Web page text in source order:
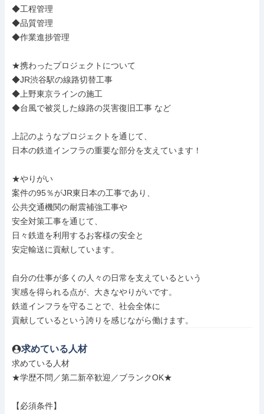
◆工程管理
◆品質管理
◆作業進捗管理
★携わったプロジェクトについて
◆JR渋谷駅の線路切替工事
◆上野東京ラインの施工
◆台風で被災した線路の災害復旧工事 など
上記のようなプロジェクトを通じて、
日本の鉄道インフラの重要な部分を支えています！
★やりがい
案件の95％がJR東日本の工事であり、
公共交通機関の耐震補強工事や
安全対策工事を通じて、
日々鉄道を利用するお客様の安全と
安定輸送に貢献しています。
自分の仕事が多くの人々の日常を支えているという
実感を得られる点が、大きなやりがいです。
鉄道インフラを守ることで、社会全体に
貢献しているという誇りを感じながら働けます。
求めている人材
求めている人材
★学歴不問／第二新卒歓迎／ブランクOK★
【必須条件】